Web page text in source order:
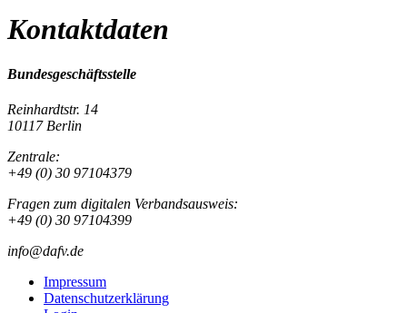
Kontaktdaten
Bundesgeschäftsstelle
Reinhardtstr. 14
10117 Berlin
Zentrale:
+49 (0) 30 97104379
Fragen zum digitalen Verbandsausweis:
+49 (0) 30 97104399
info@dafv.de
Impressum
Datenschutzerklärung